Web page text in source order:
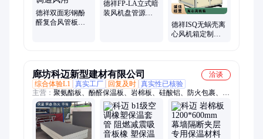
德祥双面彩钢酚
醛复合风管板材
德祥FP-LA立式暗
装风机盘管源头
德祥ISQ无蜗壳离
心风机箱定制纯
廊坊科迈新型建材有限公司
洽谈
综合体验L1
真实工厂 回复及时 真实性已核验
主营： 聚氨酯板、酚醛保温板、岩棉板、硅酸铝、防火包裹、真
空绝热板、保温装饰一体板、橡塑制品、泡沫玻璃板、防火隔离
带、硅酸盐制品、岩棉毡、发泡水泥板、气凝胶毡、玻璃棉制
品、岩棉管、玻璃棉管、硅酸铝管、钢骨架